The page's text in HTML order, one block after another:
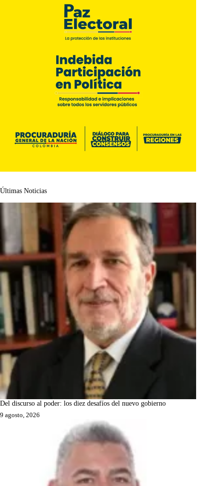
Últimas Noticias
Del discurso al poder: los diez desafíos del nuevo gobierno
9 agosto, 2026